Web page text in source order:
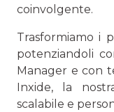
coinvolgente.
Trasformiamo i
potenziandoli
Manager e con
Inxide, la
scalabile e